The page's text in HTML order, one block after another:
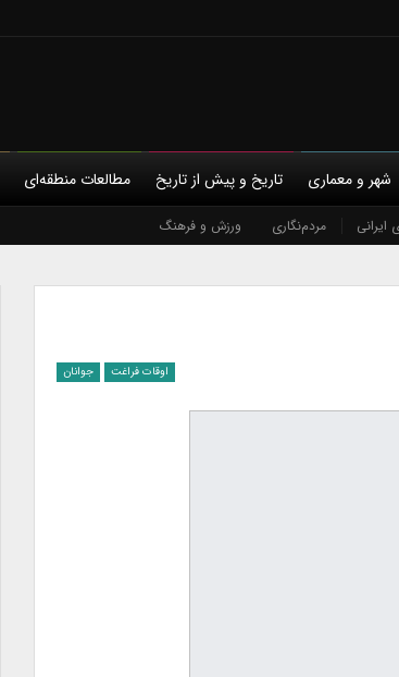
ایرانی مردم‌نگاری ورزش و فرهنگ
شهر و معماری تاریخ و پیش از تاریخ مطالعات منطقه‌ای
اوقات فراغت جوانان